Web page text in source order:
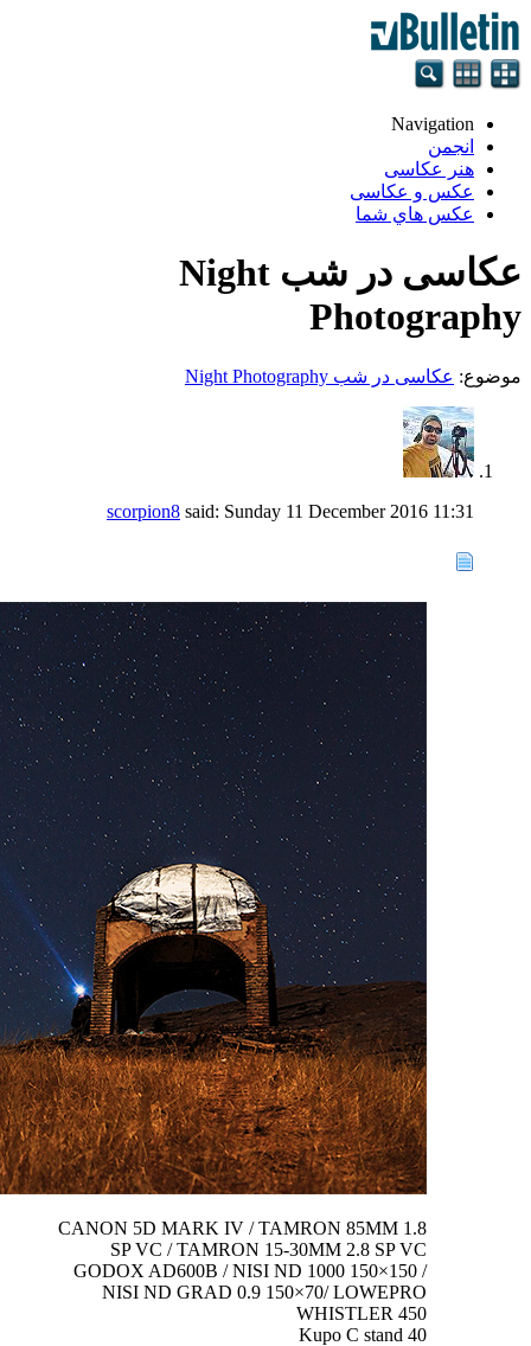
Navigation
انجمن
هنر عکاسی
عکس و عکاسی
عكس هاي شما
عکاسی در شب Night
Photography
موضوع: عکاسی در شب Night Photography
scorpion8 said: Sunday 11 December 2016 11:31
CANON 5D MARK IV / TAMRON 85MM 1.8
SP VC / TAMRON 15-30MM 2.8 SP VC
GODOX AD600B / NISI ND 1000 150×150 /
NISI ND GRAD 0.9 150×70/ LOWEPRO
WHISTLER 450
Kupo C stand 40